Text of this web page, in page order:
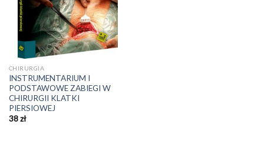
CHIRURGIA
INSTRUMENTARIUM I
PODSTAWOWE ZABIEGI W
CHIRURGII KLATKI
PIERSIOWEJ
38zł